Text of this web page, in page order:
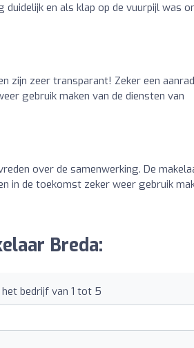
en als klap op de vuurpijl was
zijn zeer transparant! Zeker een
gebruik maken van de diensten van
over de samenwerking. De
in de toekomst zeker weer gebruik
Breda:
bedrijf van 1 tot 5